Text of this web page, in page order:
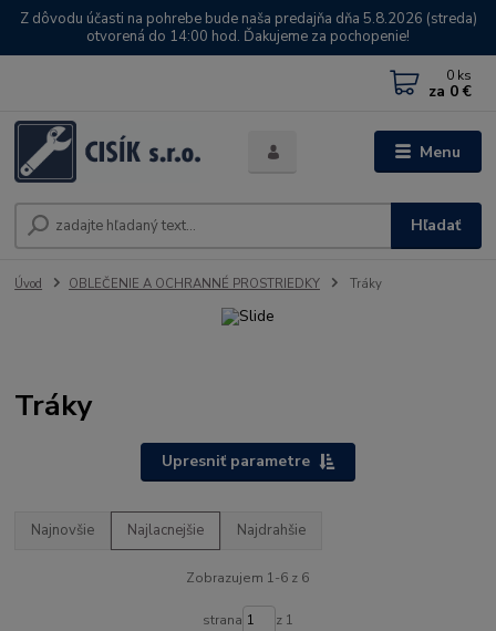
Z dôvodu účasti na pohrebe bude naša predajňa dňa 5.8.2026 (streda)
otvorená do 14:00 hod. Ďakujeme za pochopenie!
Menu
Hľadať
0 ks
za 0 €
Úvod OBLEČENIE A OCHRANNÉ PROSTRIEDKY Tráky
Tráky
Upresniť parametre
Najnovšie Najlacnejšie Najdrahšie
Zobrazujem 1-6 z 6
strana z 1